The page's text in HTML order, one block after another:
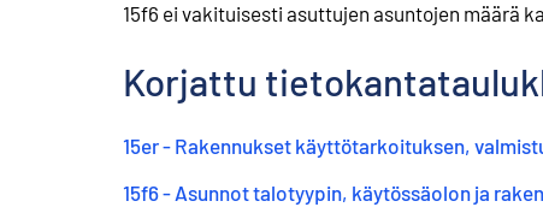
15f6 ei vakituisesti asuttujen asuntojen määrä
Korjattu
15er - Rakennukset käyttötarkoituksen,
15f6 - Asunnot talotyypin, käytössäolon ja